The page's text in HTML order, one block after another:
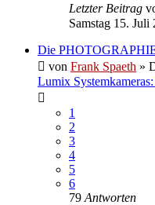
Letzter Beitrag
Samstag 15. Juli
Die
von Frank Spaeth »
Lumix
1
2
3
4
5
6
79 Antworten